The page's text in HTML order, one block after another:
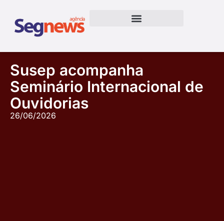
Susep acompanha
Seminário Internacional de
Ouvidorias
26/06/2026